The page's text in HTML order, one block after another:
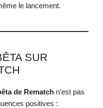
le lancement.
SUR
de Rematch n’est pas
positives :